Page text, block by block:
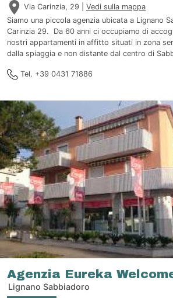
Via Carinzia, 29 | Vedi sulla mappa
Siamo una piccola agenzia ubicata a Lignano
Carinzia 29. Da 60 anni ci occupiamo di
nostri appartamenti in affitto situati in zona
dalla spiaggia e non distante dal centro di
Tel. +39 0431 71886
Agenzia Eureka
Lignano Sabbiadoro